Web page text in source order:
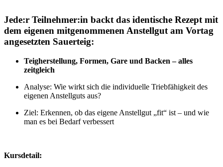
Jede:r Teilnehmer:in backt das identische Rezept mit
dem eigenen mitgenommenen Anstellgut am Vortag
angesetzten Sauerteig:
Teigherstellung, Formen, Gare und Backen – alles
zeitgleich
Analyse: Wie wirkt sich die individuelle Triebfähigkeit des
eigenen Anstellguts aus?
Ziel: Erkennen, ob das eigene Anstellgut „fit“ ist – und wie
man es bei Bedarf verbessert
Kursdetail: